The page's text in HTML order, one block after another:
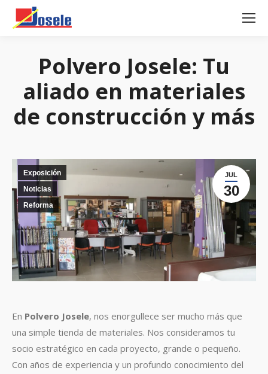
Polvero Josele: Tu
aliado en materiales
de construcción y más
JUL
30
Exposición
Noticias
Reforma
En Polvero Josele, nos enorgullece ser mucho más que
una simple tienda de materiales. Nos consideramos tu
socio estratégico en cada proyecto, grande o pequeño.
Con años de experiencia y un profundo conocimiento del